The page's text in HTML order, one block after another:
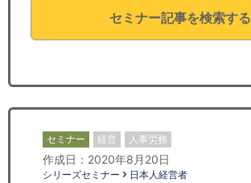
セミナー記事を検索する
セミナー 経営 人事労務
作成日：2020年8月20日
シリーズセミナー 日本人経営者